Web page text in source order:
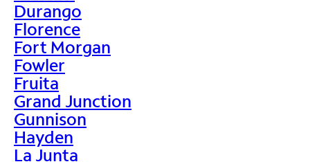
Durango
Florence
Fort Morgan
Fowler
Fruita
Grand Junction
Gunnison
Hayden
La Junta